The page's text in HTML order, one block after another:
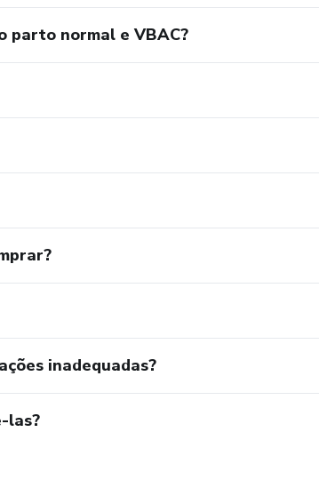
parto normal e VBAC?
inadequadas?
las?